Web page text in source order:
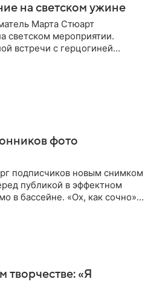
на светском ужине
Марта Стюарт
светском мероприятии.
встречи с герцогиней
фото
подписчиков новым снимком
публикой в эффектном
в бассейне. «Ох, как сочно»,
творчестве: «Я